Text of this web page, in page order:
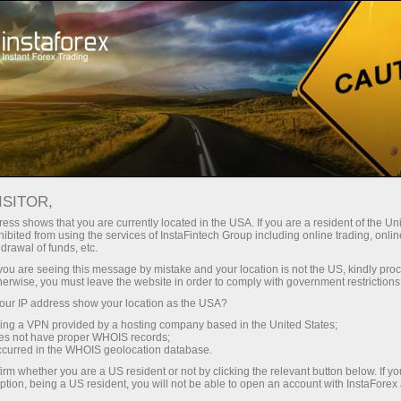
For Traders Forex Analytics
InstaForex TV
TV InstaForex - Interview
TV InstaForex -
Interview
Renowned sportsmen and actors tell their
success stories, famed analysts and
acknowledged experts of the world of finance
discourse upon the niceties and pitfalls of the
currency trading, while traders share their
shows that you are currently located in the USA. If you are a resident of the
from using the services of InstaFintech Group including online trading,
of funds, etc.
are seeing this message by mistake and your location is not the US, kindly
you must leave the website in order to comply with government
IP address show your location as the USA?
a VPN provided by a hosting company based in the United States;
not have proper WHOIS records;
in the WHOIS geolocation database.
whether you are a US resident or not by clicking the relevant button below. If
being a US resident, you will not be able to open an account with InstaForex